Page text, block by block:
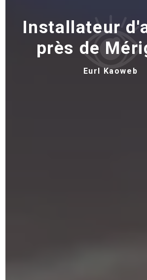
Installateur
près de
Eurl Kaoweb